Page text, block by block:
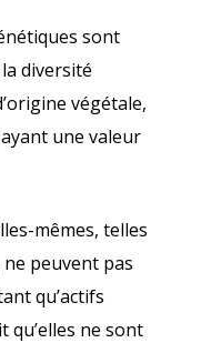
sont
diversité
végétale,
une valeur
mêmes, telles
peuvent pas
qu’actifs
ne sont